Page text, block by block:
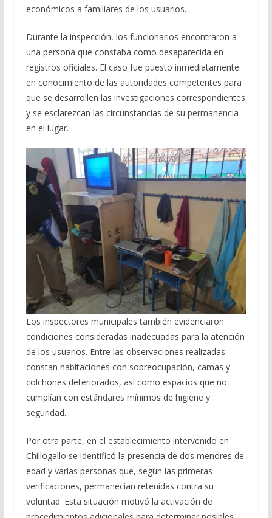
económicos a familiares de los usuarios.
Durante la inspección, los funcionarios encontraron a
una persona que constaba como desaparecida en
registros oficiales. El caso fue puesto inmediatamente
en conocimiento de las autoridades competentes para
que se desarrollen las investigaciones correspondientes
y se esclarezcan las circunstancias de su permanencia
en el lugar.
Los inspectores municipales también evidenciaron
condiciones consideradas inadecuadas para la atención
de los usuarios. Entre las observaciones realizadas
constan habitaciones con sobreocupación, camas y
colchones deteriorados, así como espacios que no
cumplían con estándares mínimos de higiene y
seguridad.
Por otra parte, en el establecimiento intervenido en
Chillogallo se identificó la presencia de dos menores de
edad y varias personas que, según las primeras
verificaciones, permanecían retenidas contra su
voluntad. Esta situación motivó la activación de